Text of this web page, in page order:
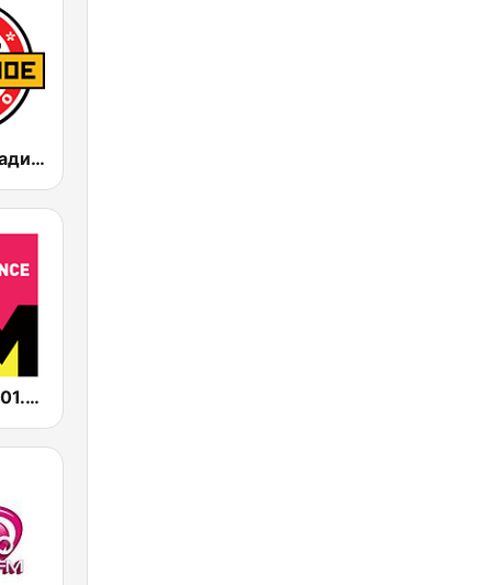
Дорожное Радио (Dorojnoe Radio)
DFM Радио 101.2 FM (DFM Radio)